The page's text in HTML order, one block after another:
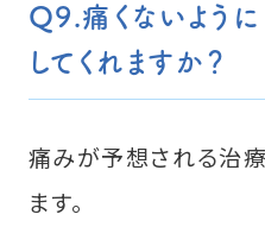
Q9.痛くないように
してくれますか？
痛みが予想される治
ます。